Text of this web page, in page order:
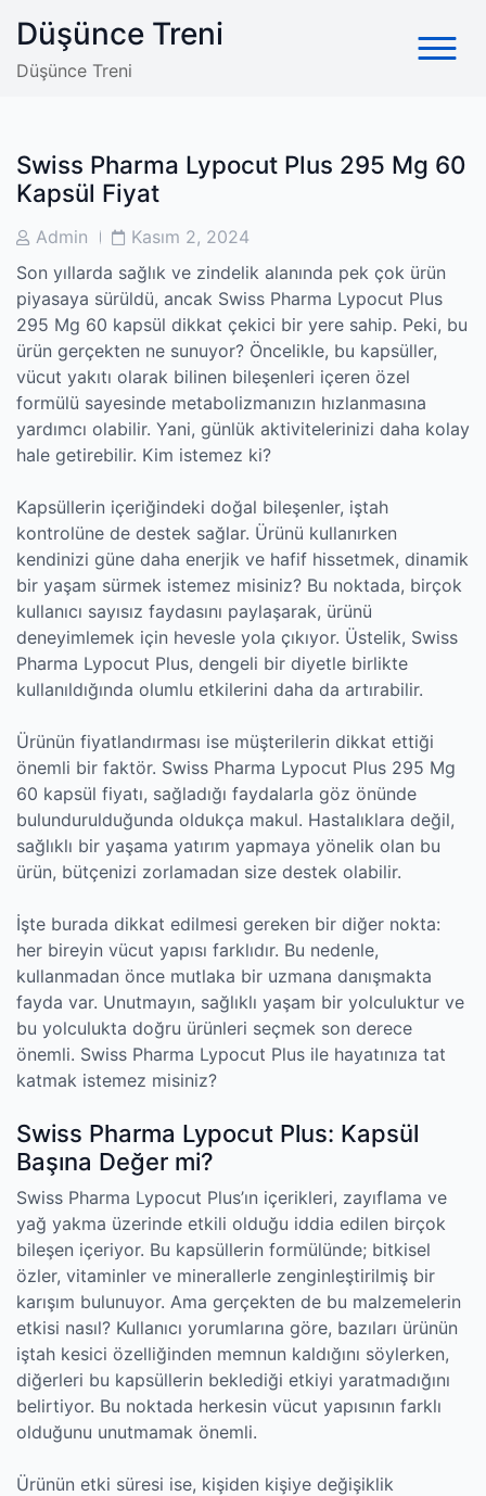
content
Düşünce Treni
Düşünce Treni
Swiss Pharma Lypocut Plus 295 Mg 60
Kapsül Fiyat
PostAdmin
PostKasım 2, 2024
Son yıllarda sağlık ve zindelik alanında pek çok ürün
piyasaya sürüldü, ancak Swiss Pharma Lypocut Plus
295 Mg 60 kapsül dikkat çekici bir yere sahip. Peki, bu
ürün gerçekten ne sunuyor? Öncelikle, bu kapsüller,
vücut yakıtı olarak bilinen bileşenleri içeren özel
formülü sayesinde metabolizmanızın hızlanmasına
yardımcı olabilir. Yani, günlük aktivitelerinizi daha kolay
hale getirebilir. Kim istemez ki?
Kapsüllerin içeriğindeki doğal bileşenler, iştah
kontrolüne de destek sağlar. Ürünü kullanırken
kendinizi güne daha enerjik ve hafif hissetmek, dinamik
bir yaşam sürmek istemez misiniz? Bu noktada, birçok
kullanıcı sayısız faydasını paylaşarak, ürünü
deneyimlemek için hevesle yola çıkıyor. Üstelik, Swiss
Pharma Lypocut Plus, dengeli bir diyetle birlikte
kullanıldığında olumlu etkilerini daha da artırabilir.
Ürünün fiyatlandırması ise müşterilerin dikkat ettiği
önemli bir faktör. Swiss Pharma Lypocut Plus 295 Mg
60 kapsül fiyatı, sağladığı faydalarla göz önünde
bulundurulduğunda oldukça makul. Hastalıklara değil,
sağlıklı bir yaşama yatırım yapmaya yönelik olan bu
ürün, bütçenizi zorlamadan size destek olabilir.
İşte burada dikkat edilmesi gereken bir diğer nokta:
her bireyin vücut yapısı farklıdır. Bu nedenle,
kullanmadan önce mutlaka bir uzmana danışmakta
fayda var. Unutmayın, sağlıklı yaşam bir yolculuktur ve
bu yolculukta doğru ürünleri seçmek son derece
önemli. Swiss Pharma Lypocut Plus ile hayatınıza tat
katmak istemez misiniz?
Swiss Pharma Lypocut Plus: Kapsül
Başına Değer mi?
Swiss Pharma Lypocut Plus’ın içerikleri, zayıflama ve
yağ yakma üzerinde etkili olduğu iddia edilen birçok
bileşen içeriyor. Bu kapsüllerin formülünde; bitkisel
özler, vitaminler ve minerallerle zenginleştirilmiş bir
karışım bulunuyor. Ama gerçekten de bu malzemelerin
etkisi nasıl? Kullanıcı yorumlarına göre, bazıları ürünün
iştah kesici özelliğinden memnun kaldığını söylerken,
diğerleri bu kapsüllerin beklediği etkiyi yaratmadığını
belirtiyor. Bu noktada herkesin vücut yapısının farklı
olduğunu unutmamak önemli.
Ürünün etki süresi ise, kişiden kişiye değişiklik